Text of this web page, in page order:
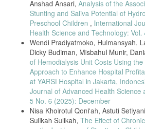
C. Perrino et al., “Air Quality Characterization
Areas in Southern Italy,” Front. Environ. Sci.,
doi: 10.3389/fenvs.2019.00196.
C. Lavanya, R. Dhankar, S. Chhikara, and R.
Outdoor Air Pollution and Health: A
Recent Sci. Res., vol. 5, no. 7, pp.
A. Masito, “Analisis Risiko Kualitas Udara
Gangguan Pernapasan Pada Masyarakat di
Surabaya,” J. Kesehat. Lingkung., vol. 10, no.
doi: 10.20473/jkl.v10i4.2018.394-401.
A. L. Rantetampang, A. Maidin, M. F. Naiem,
Dioxide ( SO2 ) and Nitrogen Dioxide ( NO2 )
in Wamena, Papua Province, Indonesia,” Int.
Anshad Ansari, Analysis of the
Stunting and Saliva Potential of
Preschool Children , International
Health Science and Technology:
Wendi Pradiyatmoko, Hulmansyah,
Dicky Budiman, Misbahul Munir,
of Hemodialysis Unit Costs Using
Approach to Enhance Hospital
at YARSI Hospital in Jakarta,
Journal of Advanced Health Science
5 No. 6 (2025): December
Nisa Khoirotul Qoni'ah, Astuti
Sulikah Sulikah, The Effect of